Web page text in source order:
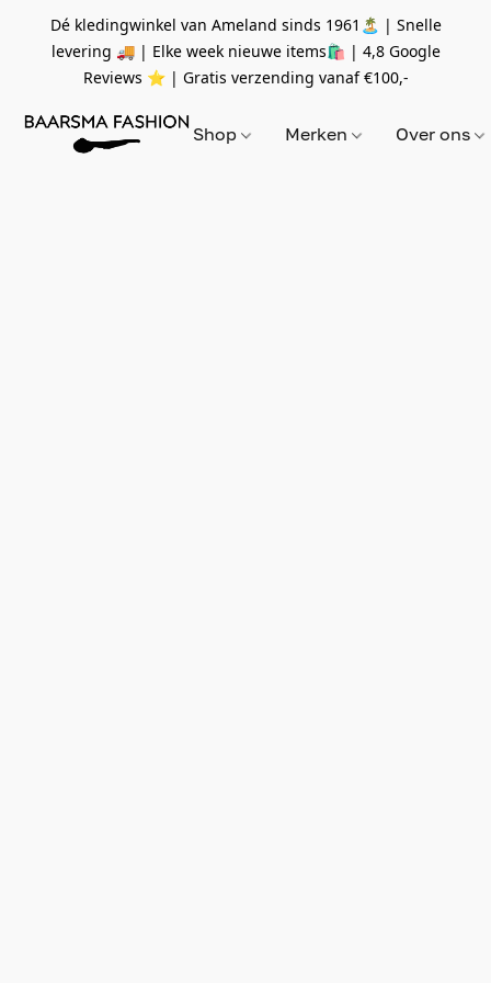
Dé kledingwinkel van Ameland sinds 1961🏝 | Snelle
levering 🚚 | Elke week nieuwe items🛍 | 4,8 Google
Reviews ⭐️ | Gratis verzending vanaf€100,-
Shop Merken Over ons